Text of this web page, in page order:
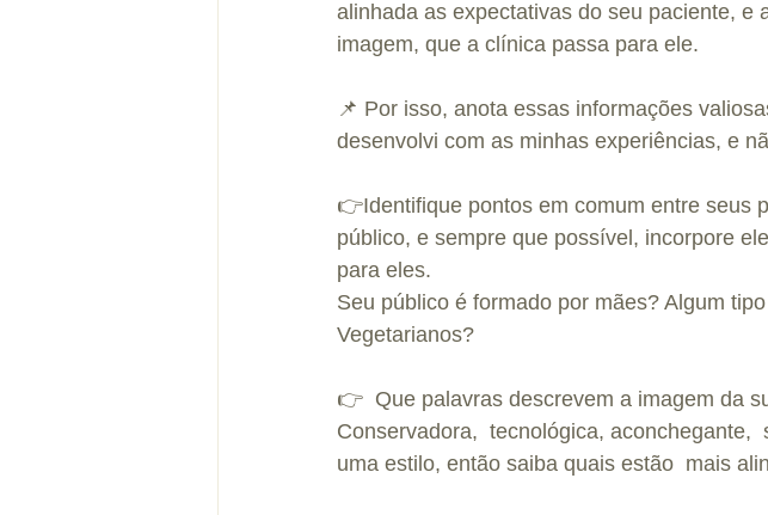
alinhada as expectativas do seu paciente, e
imagem, que a clínica passa para ele.
📌 Por isso, anota essas informações
desenvolvi com as minhas experiências, e
👉Identifique pontos em comum entre seus
público, e sempre que possível, incorpore
para eles.
Seu público é formado por mães? Algum
Vegetarianos?
👉  Que palavras descrevem a imagem da
Conservadora,  tecnológica, aconchegante,
uma estilo, então saiba quais estão  mais